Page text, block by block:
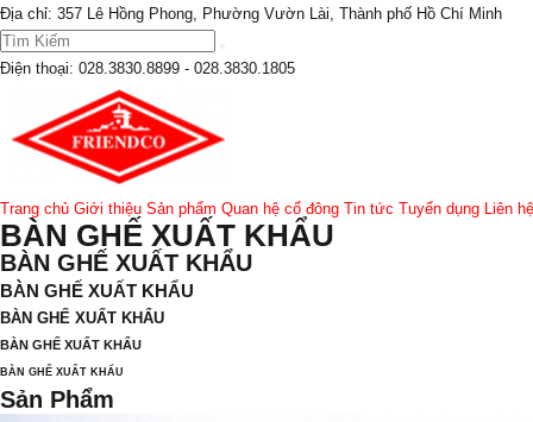
Địa chỉ: 357 Lê Hồng Phong, Phường Vườn Lài, Thành phố Hồ Chí Minh
Điện thoại: 028.3830.8899 - 028.3830.1805
Trang chủ Giới thiệu Sản phẩm Quan hệ cổ đông Tin tức Tuyển dụng Liên hệ
BÀN GHẾ XUẤT KHẨU
BÀN GHẾ XUẤT KHẨU
BÀN GHẾ XUẤT KHẨU
BÀN GHẾ XUẤT KHẨU
BÀN GHẾ XUẤT KHẨU
BÀN GHẾ XUẤT KHẨU
Sản Phẩm